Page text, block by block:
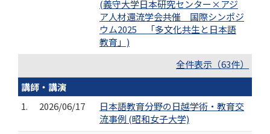
(義守大学日本研究センター×アジ
ア人材還流学会共催 国際シンポジ
ウム2025 「多文化共生と日本語
教育」)
全件表示（63件）
講師・講演
1.
2026/06/17
日本語教育分野の日越学術・教育交
流事例 (昭和女子大学)